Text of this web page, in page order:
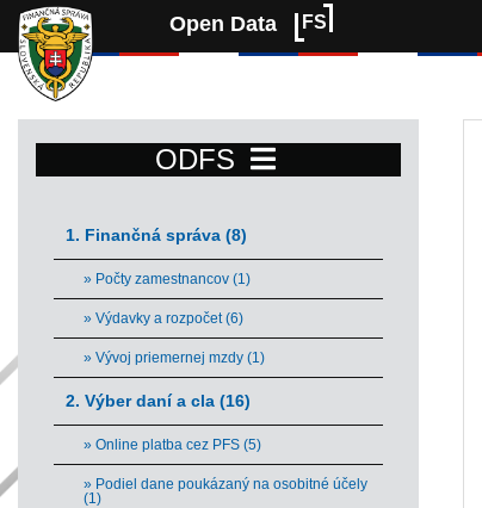
Open Data FS
ODFS
1. Finančná správa (8)
» Počty zamestnancov (1)
» Výdavky a rozpočet (6)
» Vývoj priemernej mzdy (1)
2. Výber daní a cla (16)
» Online platba cez PFS (5)
» Podiel dane poukázaný na osobitné účely
(1)